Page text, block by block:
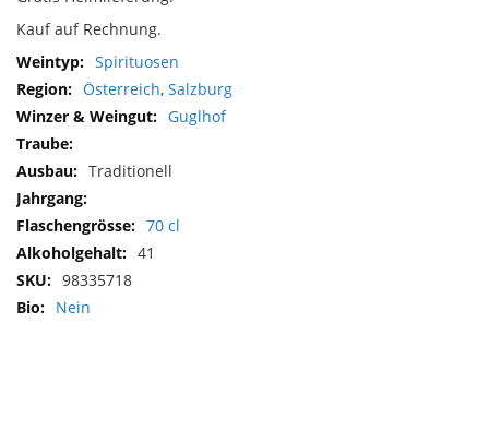
Kauf auf Rechnung.
Mehr
Informationen
Spirituosen
Österreich, Salzburg
Guglhof
Traditionell
70 cl
41
98335718
Nein